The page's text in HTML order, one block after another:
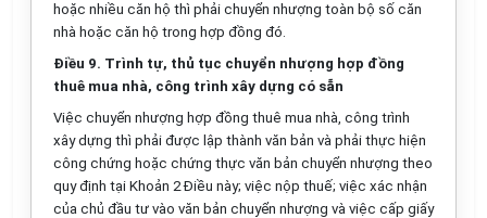
hoặc nhiều căn hộ thì phải chuyển nhượng toàn bộ số căn
nhà hoặc căn hộ trong hợp đồng đó.
Điều 9. Trình tự, thủ tục chuyển nhượng hợp đồng
thuê mua nhà, công trình xây dựng có sẵn
Việc chuyển nhượng hợp đồng thuê mua nhà, công trình
xây dựng thì phải được lập thành văn bản và phải thực hiện
công chứng hoặc chứng thực văn bản chuyển nhượng theo
quy định tại Khoản 2 Điều này; việc nộp thuế; việc xác nhận
của chủ đầu tư vào văn bản chuyển nhượng và việc cấp giấy